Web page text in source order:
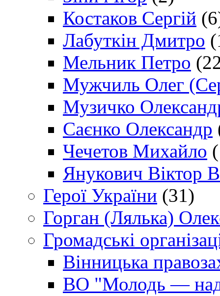
Костаков Сергій
Лабуткін Дмитро
Мельник Петро
Мужчиль Олег
Музичко
Саєнко Олександр
Чечетов Михайло
Янукович Віктор
Герої України (31)
Горган (Лялька)
Громадські
Вінницька
ВО "Молодь —